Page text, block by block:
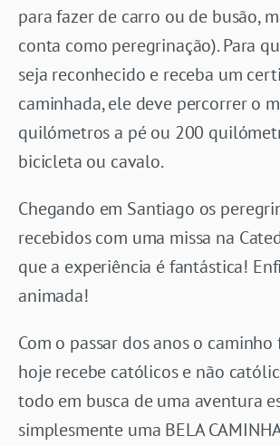
para fazer de carro ou de busão,
conta como peregrinação). Para
seja reconhecido e receba um
caminhada, ele deve percorrer o
quilómetros a pé ou 200
bicicleta ou cavalo.
Chegando em Santiago os
recebidos com uma missa na
que a experiência é fantástica!
animada!
Com o passar dos anos o
hoje recebe católicos e não
todo em busca de uma aventura
simplesmente uma BELA